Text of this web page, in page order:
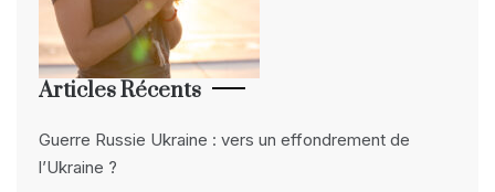
Articles Récents
Guerre Russie Ukraine : vers un effondrement de
l’Ukraine ?